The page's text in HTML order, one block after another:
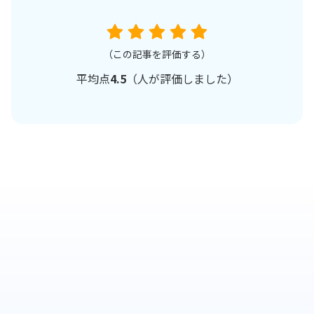
（この記事を評価する）
平均点4.5（人が評価しました）